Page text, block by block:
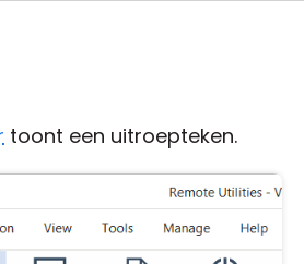
toont een uitroepteken.